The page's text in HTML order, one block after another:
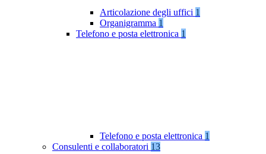
Articolazione degli uffici 1
Organigramma 1
Telefono e posta elettronica 1
Telefono e posta elettronica 1
Consulenti e collaboratori 13